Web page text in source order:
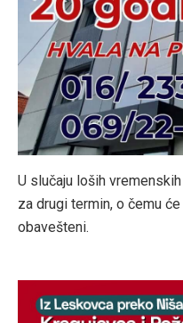
U slučaju loših
za drugi termin, o čemu
obavešteni.